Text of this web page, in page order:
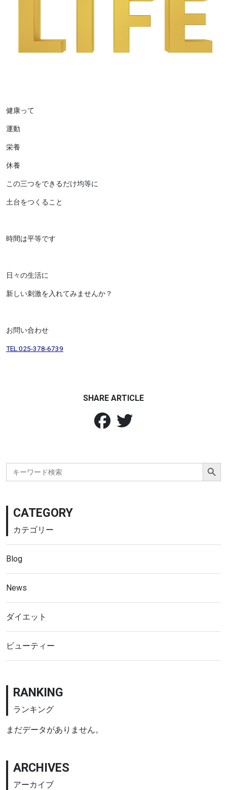
健康って
運動
栄養
休養
この三つをできるだけ均等に
土台をつくること
時間は平等です
日々の生活に
新しい刺激を入れてみませんか？
お問い合わせ
TEL:025-378-6739
SHARE ARTICLE
Search
for:
Search Button
CATEGORY
カテゴリー
Blog
News
ダイエット
ビューティー
RANKING
ランキング
まだデータがありません。
ARCHIVES
アーカイブ